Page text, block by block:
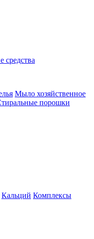
средства
Мыло хозяйственное
порошки
Кальций Комплексы